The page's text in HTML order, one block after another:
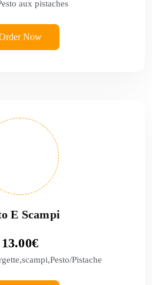
aux pistaches
Now
E Scampi
13.00€
Pistache